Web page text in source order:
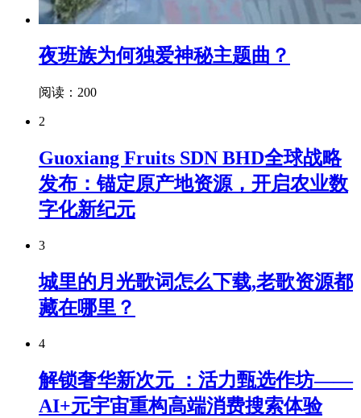
夜班族为何独爱神秘主题曲？
阅读：200
2
Guoxiang Fruits SDN BHD全球战略
发布：锚定原产地资源，开启农业数
字化新纪元
3
城里的月光歌词怎么下载,老歌资源都
藏在哪里？
4
解锁奢华新次元 ：活力甄选作坊——
AI+元宇宙重构高端消费搜索体验